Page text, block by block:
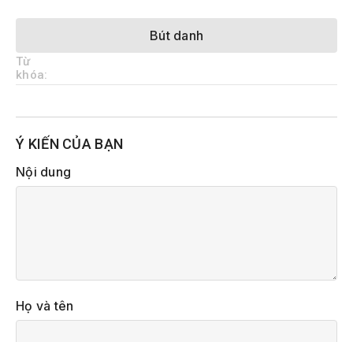
Bút danh
Từ
khóa:
Ý KIẾN CỦA BẠN
Nội dung
Họ và tên